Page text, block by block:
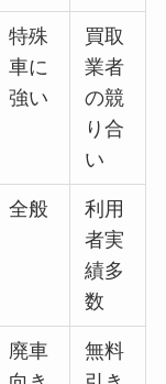
特殊
車に
強い
買取
業者
の競
り合
い
全般
利用
者実
績多
数
廃車
無料